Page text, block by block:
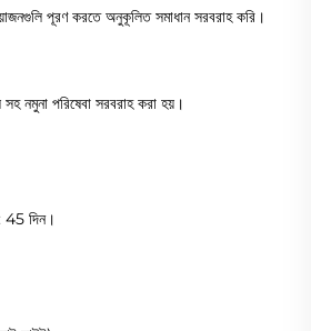
পূরণ করতে অনুকূলিত সমাধান সরবরাহ করি।
নমুনা পরিষেবা সরবরাহ করা হয়।
45 দিন।